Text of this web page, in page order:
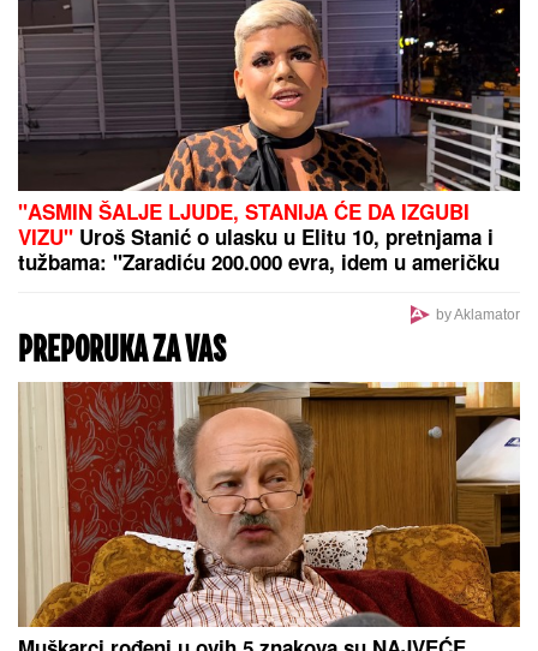
"ASMIN ŠALJE LJUDE, STANIJA ĆE DA IZGUBI
VIZU" Uroš Stanić o ulasku u Elitu 10, pretnjama i
tužbama: "Zaradiću 200.000 evra, idem u američku
by Aklamator
PREPORUKA ZA VAS